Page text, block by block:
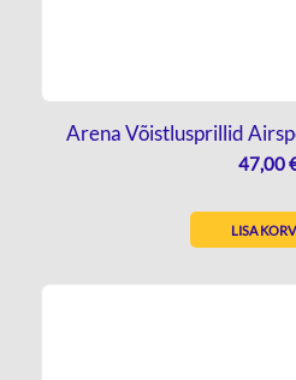
Arena Võistlusprillid
47,00
LISA